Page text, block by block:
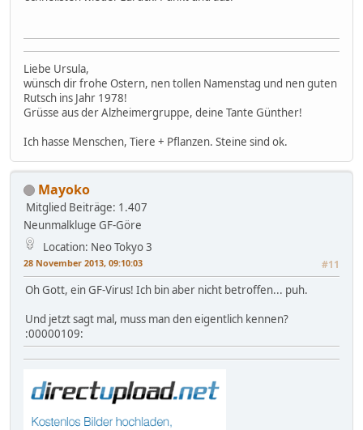
Liebe Ursula,
wünsch dir frohe Ostern, nen tollen Namenstag und nen guten
Rutsch ins Jahr 1978!
Grüsse aus der Alzheimergruppe, deine Tante Günther!
Ich hasse Menschen, Tiere + Pflanzen. Steine sind ok.
Mayoko
Mitglied Beiträge: 1.407
Neunmalkluge GF-Göre
Location: Neo Tokyo 3
28 November 2013, 09:10:03 #11
Oh Gott, ein GF-Virus! Ich bin aber nicht betroffen... puh.
Und jetzt sagt mal, muss man den eigentlich kennen?
:00000109: